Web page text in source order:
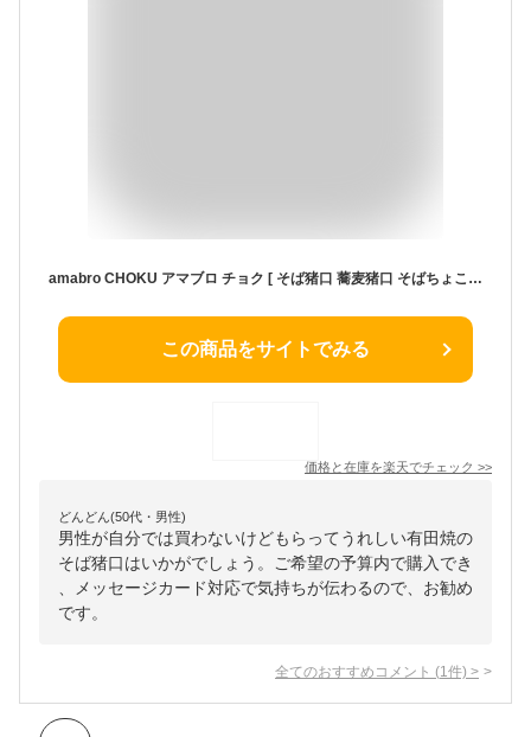
amabro CHOKU アマブロ チョク [ そば猪口 蕎麦猪口 そばちょこ 有田焼 湯のみ 湯呑 水玉 うさぎ 陶器 ギフト プレゼント 贈り物 ] 【楽ギフ_包装】【楽ギフ_メッセ】
この商品をサイトでみる
価格と在庫を楽天でチェック >>
どんどん(50代・男性)
男性が自分では買わないけどもらってうれしい有田焼の
そば猪口はいかがでしょう。ご希望の予算内で購入でき
、メッセージカード対応で気持ちが伝わるので、お勧め
です。
全てのおすすめコメント (1 件) >